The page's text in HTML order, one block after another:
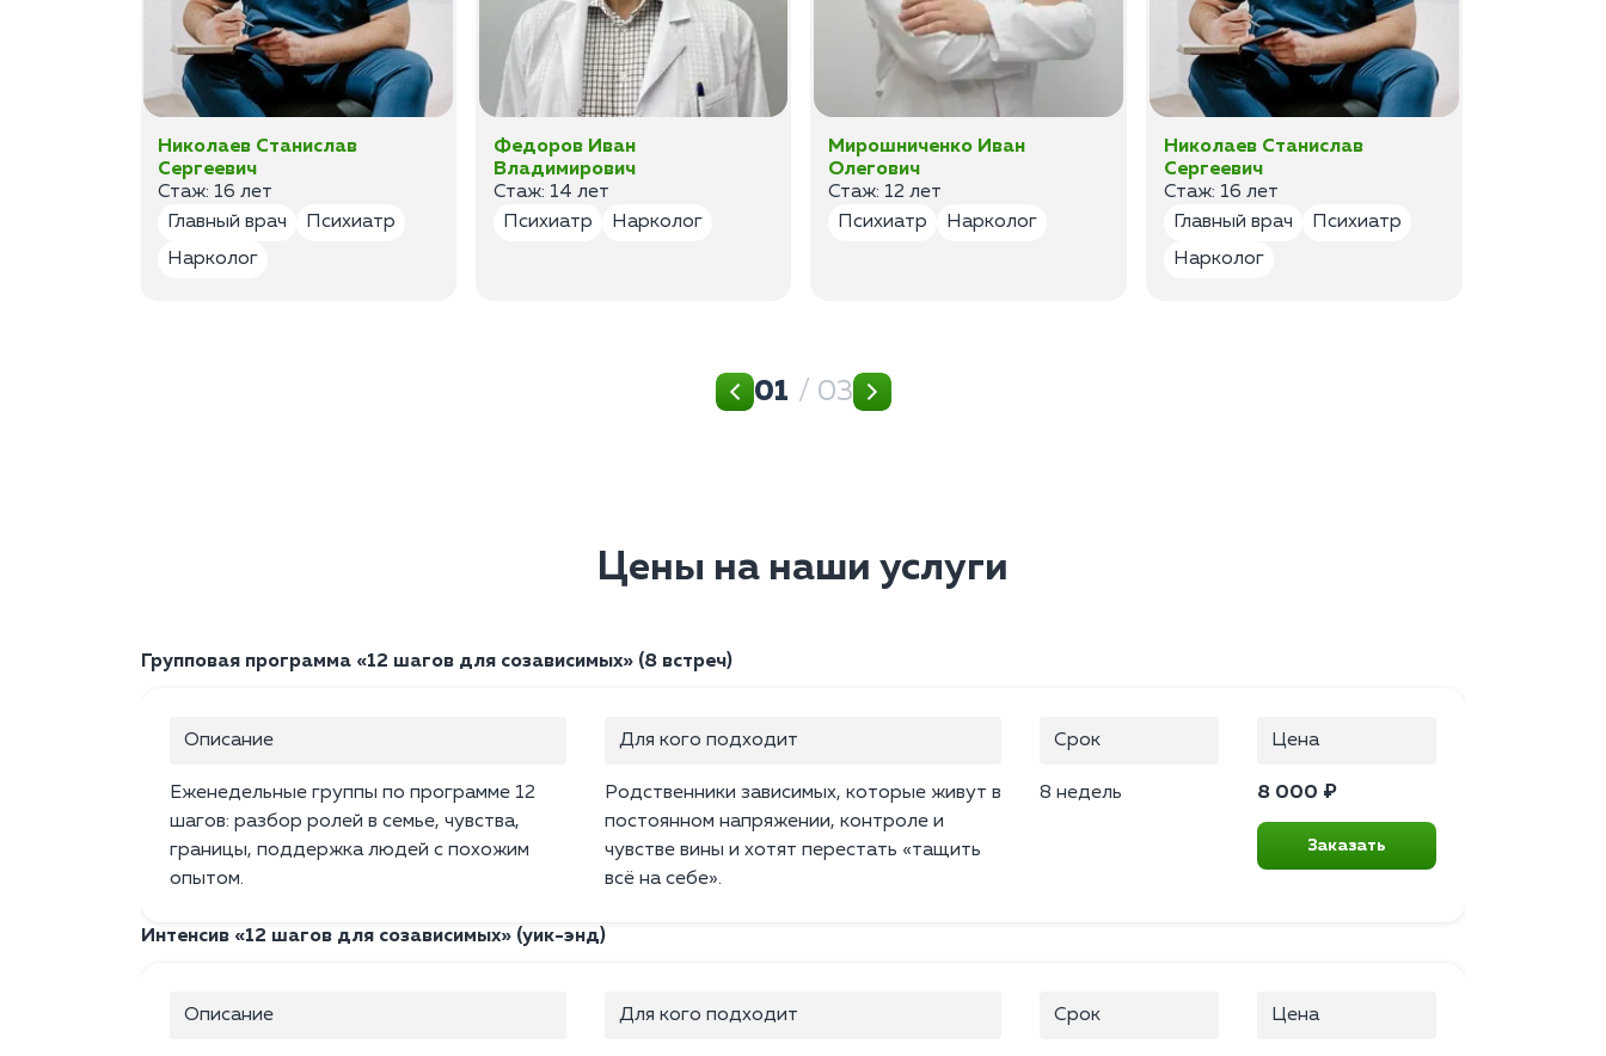
Николаев Станислав
Сергеевич
Стаж: 16 лет
Главный врач
Психиатр
Нарколог
Федоров Иван
Владимирович
Стаж: 14 лет
Психиатр
Нарколог
Мирошниченко Иван
Олегович
Стаж: 12 лет
Психиатр
Нарколог
Николаев Станислав
Сергеевич
Стаж: 16 лет
Главный врач
Психиатр
Нарколог
01 / 03
Цены на наши услуги
Групповая программа «12 шагов для созависимых» (8 встреч)
Описание
Еженедельные группы по программе 12
шагов: разбор ролей в семье, чувства,
границы, поддержка людей с похожим
опытом.
Для кого подходит
Родственники зависимых, которые живут в
постоянном напряжении, контроле и
чувстве вины и хотят перестать «тащить
всё на себе».
Срок
8 недель
Цена
8 000 ₽
Заказать
Интенсив «12 шагов для созависимых» (уик-энд)
Описание Для кого подходит Срок Цена